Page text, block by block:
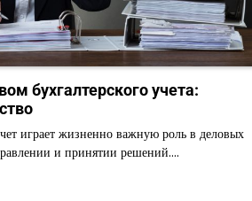
бухгалтерского учета:
играет жизненно важную роль в деловых
и принятии решений.…